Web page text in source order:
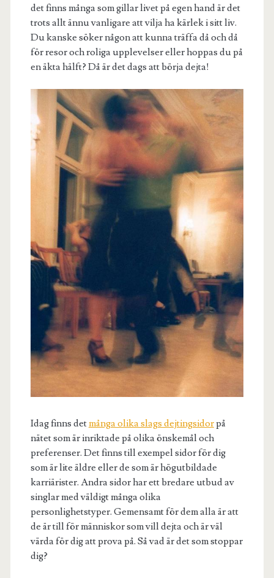
det finns många som gillar livet på egen hand är det
trots allt ännu vanligare att vilja ha kärlek i sitt liv.
Du kanske söker någon att kunna träffa då och då
för resor och roliga upplevelser eller hoppas du på
en äkta hälft? Då är det dags att börja dejta!
Idag finns detmånga olika slags dejtingsidorpå
nätet som är inriktade på olika önskemål och
preferenser. Det finns till exempel sidor för dig
som är lite äldre eller de som är högutbildade
karriärister. Andra sidor har ett bredare utbud av
singlar med väldigt många olika
personlighetstyper. Gemensamt för dem alla är att
de är till för människor som vill dejta och är väl
värda för dig att prova på. Så vad är det som stoppar
dig?